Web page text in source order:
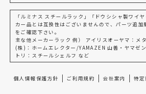
「ルミナス スチールラック」「ドウシシャ製ワイ
カー品とは互換性はございませんので、パーツ追加
をご確認下さい。
主な他メーカーラック 例） アイリスオーヤマ：メ
(株)：ホームエレクター/YAMAZEN 山善・ヤマゼ
トリ：スチールシェルフ など
個人情報保護方針 ご利用規約 会社案内 特定